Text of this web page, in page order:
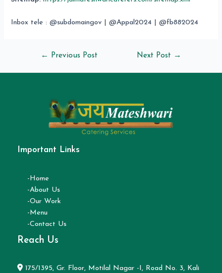
Inbox tele : @subdomaingov | @Appal2024 | @fb882024
← Previous Post Next Post →
Important Links
-Home
-About Us
-Our Work
-Menu
-Contact Us
Reach Us
175/1395, Gr. Floor, Motilal Nagar -I, Road No. 3, Kali